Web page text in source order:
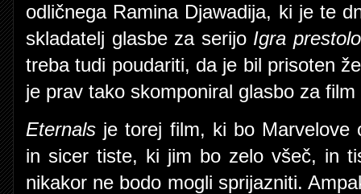
odličnega Ramina Djawadija, ki je te
skladatelj glasbe za serijo Igra
treba tudi poudariti, da je bil prisoten
je prav tako skomponiral glasbo za film
Eternals je torej film, ki bo Marvelove
in sicer tiste, ki jim bo zelo všeč, in
nikakor ne bodo mogli sprijazniti.